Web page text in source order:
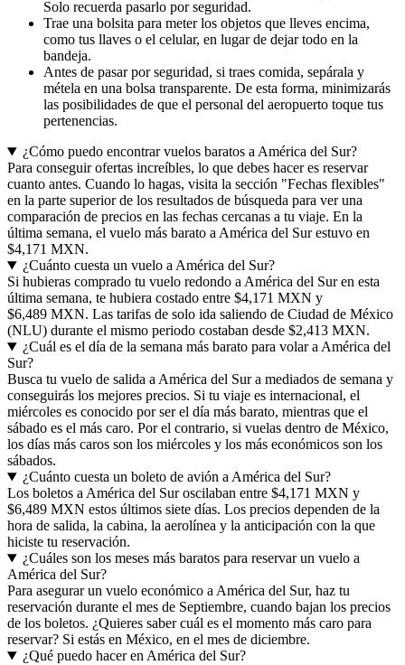
Solo recuerda pasarlo por seguridad.
Trae una bolsita para meter los objetos que lleves encima,
como tus llaves o el celular, en lugar de dejar todo en la
bandeja.
Antes de pasar por seguridad, si traes comida, sepárala y
métela en una bolsa transparente. De esta forma, minimizarás
las posibilidades de que el personal del aeropuerto toque tus
pertenencias.
¿Cómo puedo encontrar vuelos baratos a América del Sur?
Para conseguir ofertas increíbles, lo que debes hacer es reservar
cuanto antes. Cuando lo hagas, visita la sección "Fechas flexibles"
en la parte superior de los resultados de búsqueda para ver una
comparación de precios en las fechas cercanas a tu viaje. En la
última semana, el vuelo más barato a América del Sur estuvo en
$4,171 MXN.
¿Cuánto cuesta un vuelo a América del Sur?
Si hubieras comprado tu vuelo redondo a América del Sur en esta
última semana, te hubiera costado entre $4,171 MXN y
$6,489 MXN. Las tarifas de solo ida saliendo de Ciudad de México
(NLU) durante el mismo periodo costaban desde $2,413 MXN.
¿Cuál es el día de la semana más barato para volar a América del
Sur?
Busca tu vuelo de salida a América del Sur a mediados de semana y
conseguirás los mejores precios. Si tu viaje es internacional, el
miércoles es conocido por ser el día más barato, mientras que el
sábado es el más caro. Por el contrario, si vuelas dentro de México,
los días más caros son los miércoles y los más económicos son los
sábados.
¿Cuánto cuesta un boleto de avión a América del Sur?
Los boletos a América del Sur oscilaban entre $4,171 MXN y
$6,489 MXN estos últimos siete días. Los precios dependen de la
hora de salida, la cabina, la aerolínea y la anticipación con la que
hiciste tu reservación.
¿Cuáles son los meses más baratos para reservar un vuelo a
América del Sur?
Para asegurar un vuelo económico a América del Sur, haz tu
reservación durante el mes de Septiembre, cuando bajan los precios
de los boletos. ¿Quieres saber cuál es el momento más caro para
reservar? Si estás en México, en el mes de diciembre.
¿Qué puedo hacer en América del Sur?